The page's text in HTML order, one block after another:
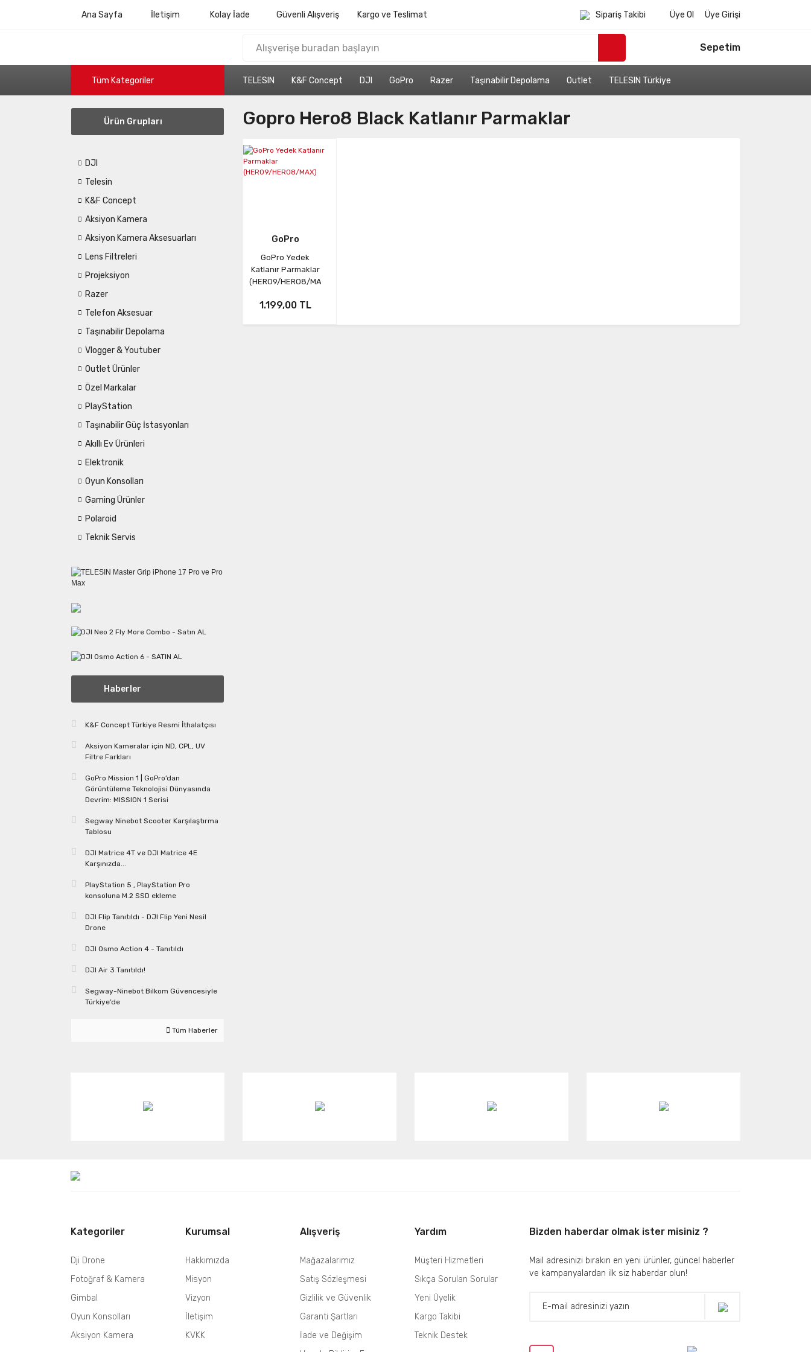
Ana Sayfa İletişim Kolay İade Güvenli Alışveriş Kargo ve Teslimat Sipariş Takibi Üye Ol Üye Girişi
Sepetim
Tüm Kategoriler TELESIN K&F Concept DJI GoPro Razer Taşınabilir Depolama Outlet TELESIN Türkiye
Ürün Grupları
DJI
Telesin
K&F Concept
Aksiyon Kamera
Aksiyon Kamera Aksesuarları
Lens Filtreleri
Projeksiyon
Razer
Telefon Aksesuar
Taşınabilir Depolama
Vlogger & Youtuber
Outlet Ürünler
Özel Markalar
PlayStation
Taşınabilir Güç İstasyonları
Akıllı Ev Ürünleri
Elektronik
Oyun Konsolları
Gaming Ürünler
Polaroid
Teknik Servis
Haberler
K&F Concept Türkiye Resmi İthalatçısı
Aksiyon Kameralar için ND, CPL, UV
Filtre Farkları
GoPro Mission 1 | GoPro’dan
Görüntüleme Teknolojisi Dünyasında
Devrim: MISSION 1 Serisi
Segway Ninebot Scooter Karşılaştırma
Tablosu
DJI Matrice 4T ve DJI Matrice 4E
Karşınızda...
PlayStation 5 , PlayStation Pro
konsoluna M.2 SSD ekleme
DJI Flip Tanıtıldı - DJI Flip Yeni Nesil
Drone
DJI Osmo Action 4 - Tanıtıldı
DJI Air 3 Tanıtıldı!
Segway-Ninebot Bilkom Güvencesiyle
Türkiye’de
Tüm Haberler
Gopro Hero8 Black Katlanır Parmaklar
GoPro
GoPro Yedek
Katlanır Parmaklar
(HERO9/HERO8/MAX)
1.199,00 TL
Kategoriler
Dji Drone
Fotoğraf & Kamera
Gimbal
Oyun Konsolları
Aksiyon Kamera
Kurumsal
Hakkımızda
Misyon
Vizyon
İletişim
KVKK
Alışveriş
Mağazalarımız
Satış Sözleşmesi
Gizlilik ve Güvenlik
Garanti Şartları
İade ve Değişim
Yardım
Müşteri Hizmetleri
Sıkça Sorulan Sorular
Yeni Üyelik
Kargo Takibi
Teknik Destek
Bizden haberdar olmak ister misiniz ?
Mail adresinizi bırakın en yeni ürünler, güncel haberler
ve kampanyalardan ilk siz haberdar olun!